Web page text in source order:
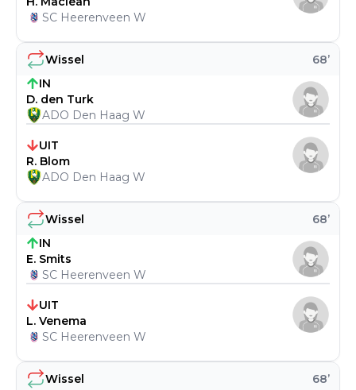
Wissel 68’
Wissel 68’
IN
E. Smits
SC Heerenveen W
UIT
L. Venema
SC Heerenveen W
Wissel 68’
IN
D. den Turk
ADO Den Haag W
UIT
R. Blom
ADO Den Haag W
SC Heerenveen W